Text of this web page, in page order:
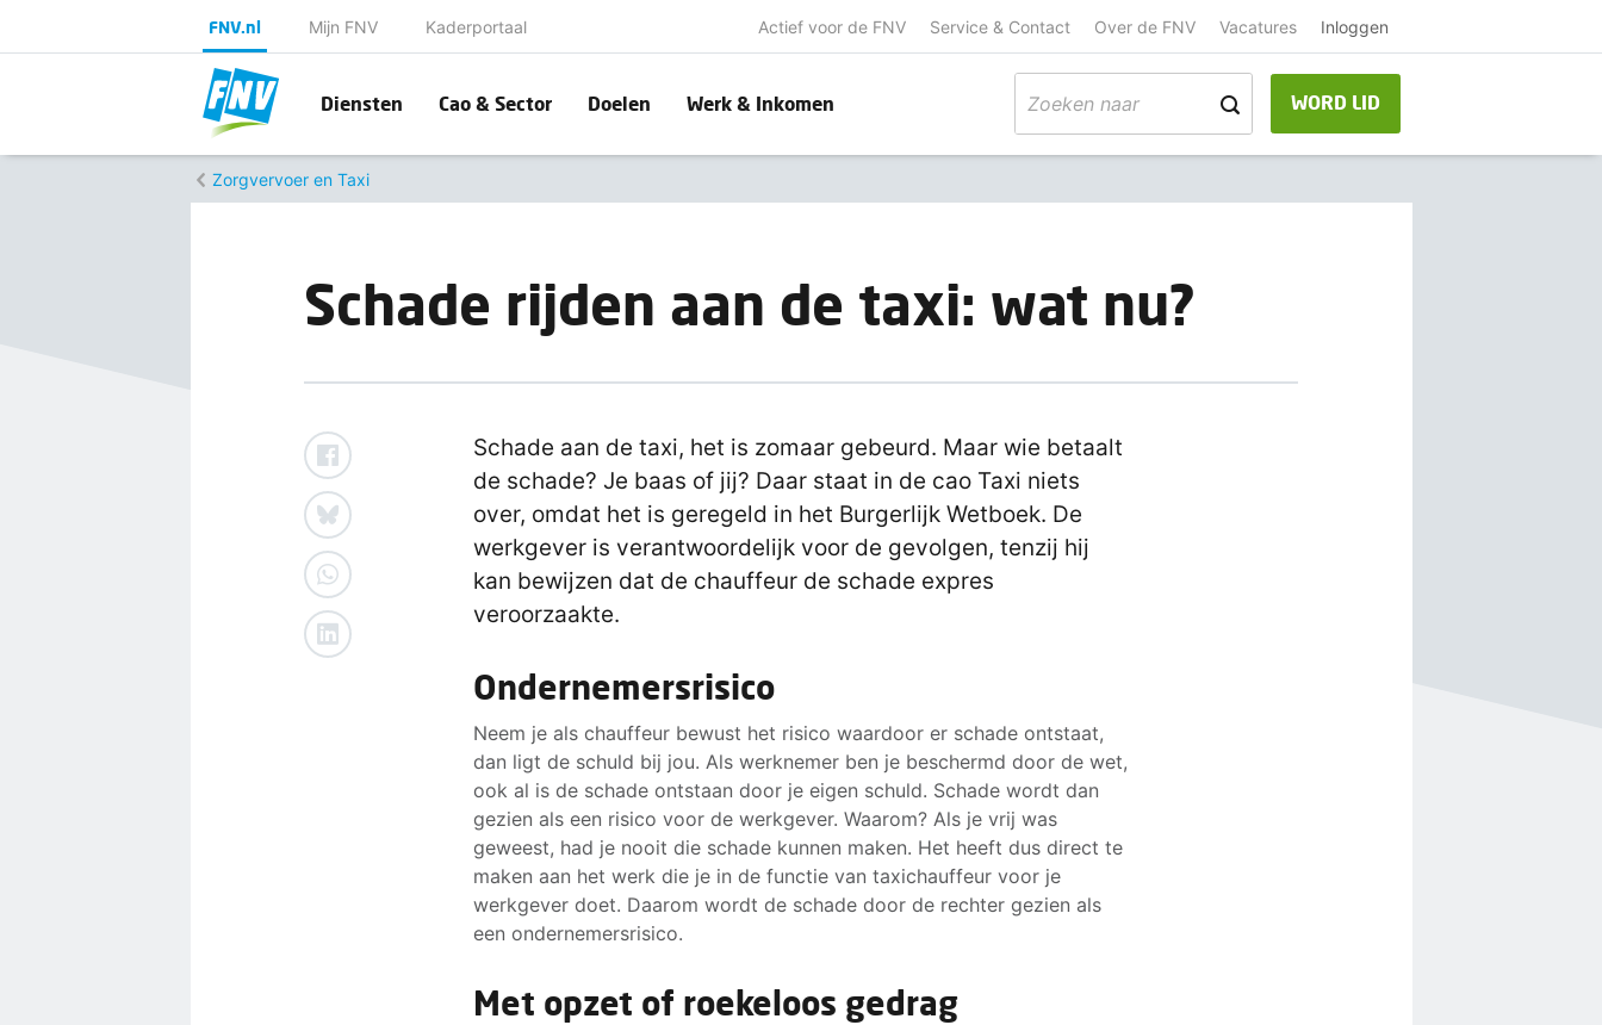
FNV.nl Mijn FNV Kaderportaal Actief voor de FNV Service & Contact Over de FNV Vacatures Inloggen
Diensten Cao & Sector Doelen Werk & Inkomen WORD LID
Zorgvervoer en Taxi
Schade rijden aan de taxi: wat nu?
Schade aan de taxi, het is zomaar gebeurd. Maar wie betaalt
de schade? Je baas of jij? Daar staat in de cao Taxi niets
over, omdat het is geregeld in het Burgerlijk Wetboek. De
werkgever is verantwoordelijk voor de gevolgen, tenzij hij
kan bewijzen dat de chauffeur de schade expres
veroorzaakte.
Ondernemersrisico
Neem je als chauffeur bewust het risico waardoor er schade ontstaat,
dan ligt de schuld bij jou. Als werknemer ben je beschermd door de wet,
ook al is de schade ontstaan door je eigen schuld. Schade wordt dan
gezien als een risico voor de werkgever. Waarom? Als je vrij was
geweest, had je nooit die schade kunnen maken. Het heeft dus direct te
maken aan het werk die je in de functie van taxichauffeur voor je
werkgever doet. Daarom wordt de schade door de rechter gezien als
een ondernemersrisico.
Met opzet of roekeloos gedrag